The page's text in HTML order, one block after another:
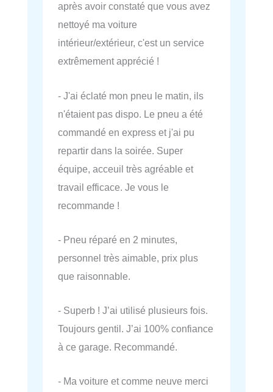
après avoir constaté que vous avez
nettoyé ma voiture
intérieur/extérieur, c'est un service
extrêmement apprécié !
- J'ai éclaté mon pneu le matin, ils
n'étaient pas dispo. Le pneu a été
commandé en express et j'ai pu
repartir dans la soirée. Super
équipe, acceuil très agréable et
travail efficace. Je vous le
recommande !
- Pneu réparé en 2 minutes,
personnel très aimable, prix plus
que raisonnable.
- Superb ! J’ai utilisé plusieurs fois.
Toujours gentil. J’ai 100% confiance
à ce garage. Recommandé.
- Ma voiture et comme neuve merci